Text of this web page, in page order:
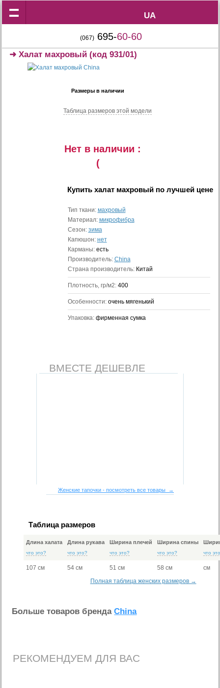
UA
UA
(067) 695-60-60
➜Халат махровый (код 931/01)
Размеры в наличии
Таблица размеров этой модели
Нет в наличии :
(
Купить халат махровыйпо лучшей цене
Тип ткани: махровый
Материал: микрофибра
Сезон: зима
Капюшон: нет
Карманы: есть
Производитель: China
Страна производитель: Китай
Плотность, гр/м2: 400
Особенности: очень мягенький
Упаковка: фирменная сумка
ВМЕСТЕ ДЕШЕВЛЕ
Женские тапочки - посмотреть все товары →
Таблица размеров
Длина халата
что это?
Длина рукава
что это?
Ширина плечей
что это?
Ширина спины
что это? что
107 см 54 см 51 см 58 см
см
Полная таблица женских размеров →
Больше товаров брендаChina
РЕКОМЕНДУЕМ ДЛЯ ВАС